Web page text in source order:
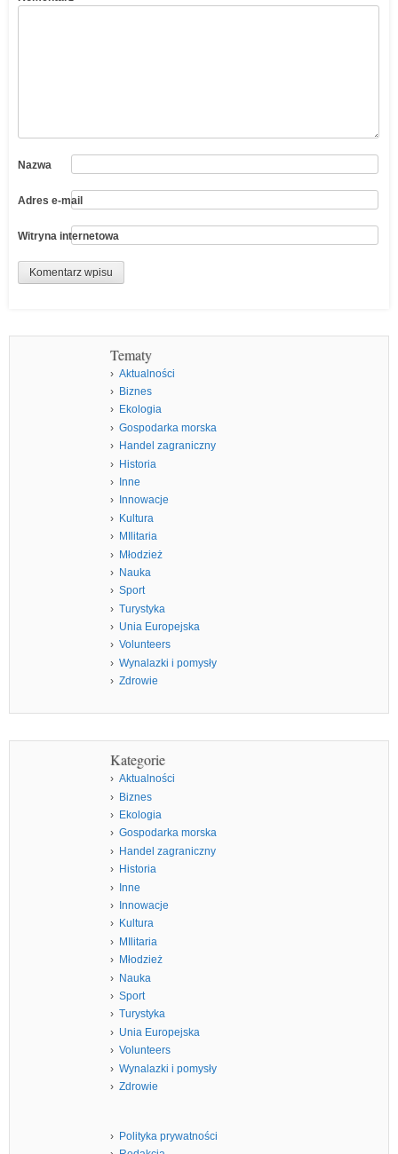
Nazwa
Adres e-mail
Witryna internetowa
Tematy
Aktualności
Biznes
Ekologia
Gospodarka morska
Handel zagraniczny
Historia
Inne
Innowacje
Kultura
MIlitaria
Młodzież
Nauka
Sport
Turystyka
Unia Europejska
Volunteers
Wynalazki i pomysły
Zdrowie
Kategorie
Aktualności
Biznes
Ekologia
Gospodarka morska
Handel zagraniczny
Historia
Inne
Innowacje
Kultura
MIlitaria
Młodzież
Nauka
Sport
Turystyka
Unia Europejska
Volunteers
Wynalazki i pomysły
Zdrowie
Polityka prywatności